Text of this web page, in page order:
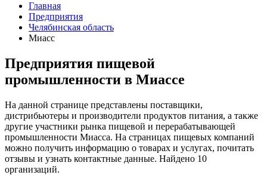
Главная
Предприятия
Челябинская область
Миасс
Предприятия пищевой
промышленности в Миассе
На данной странице представлены поставщики,
дистрибьютеры и производители продуктов питания, а также
другие участники рынка пищевой и перерабатывающей
промышленности Миасса. На страницах пищевых компаний
можно получить информацию о товарах и услугах, почитать
отзывы и узнать контактные данные. Найдено 10
организаций.